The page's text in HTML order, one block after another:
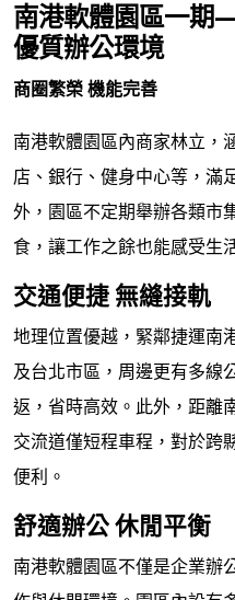
南港軟體園區一期
優質辦公環境
商圈繁榮 機能完善
南港軟體園區內商家林立，
店、銀行、健身中心等，滿
外，園區不定期舉辦各類市
食，讓工作之餘也能感受生
交通便捷 無縫接軌
地理位置優越，緊鄰捷運南
及台北市區，周邊更有多線
返，省時高效。此外，距離
交流道僅短程車程，對於跨
便利。
舒適辦公 休閒平衡
南港軟體園區不僅是企業辦